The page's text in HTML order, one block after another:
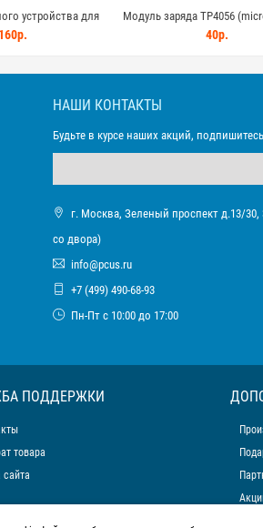
устройства для
вход - microUSB
160р.
Модуль заряда TP4056
защиты
40р.
НАШИ КОНТАКТЫ
Будьте в курсе наших акций,
г. Москва, Зеленый проспект д.13/
со двора)
info@pcus.ru
+7 (499) 490-68-93
Пн-Пт с 10:00 до 17:00
ПОДДЕРЖКИ
товара
сайта